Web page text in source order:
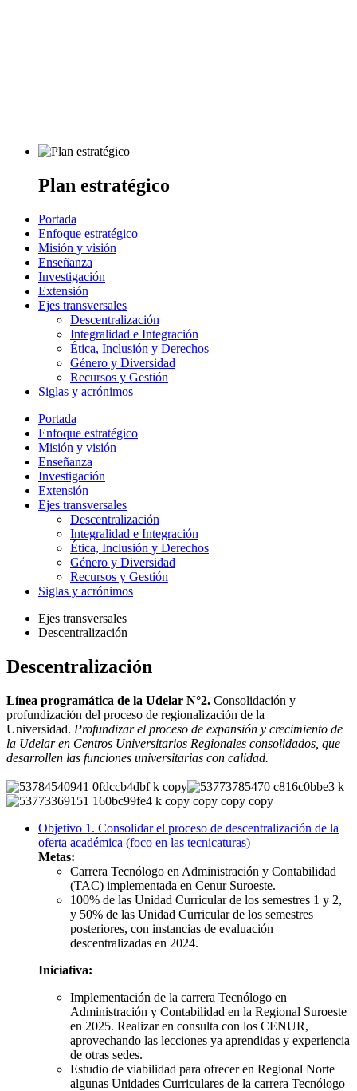
Plan estratégico
Portada
Enfoque estratégico
Misión y visión
Enseñanza
Investigación
Extensión
Ejes transversales
Descentralización
Integralidad e Integración
Ética, Inclusión y Derechos
Género y Diversidad
Recursos y Gestión
Siglas y acrónimos
Portada
Enfoque estratégico
Misión y visión
Enseñanza
Investigación
Extensión
Ejes transversales
Descentralización
Integralidad e Integración
Ética, Inclusión y Derechos
Género y Diversidad
Recursos y Gestión
Siglas y acrónimos
Ejes transversales
Descentralización
Descentralización
Línea programática de la Udelar N°2. Consolidación y
profundización del proceso de regionalización de la
Universidad. Profundizar el proceso de expansión y crecimiento de
la Udelar en Centros Universitarios Regionales consolidados, que
desarrollen las funciones universitarias con calidad.
Objetivo 1. Consolidar el proceso de descentralización de la
oferta académica (foco en las tecnicaturas)
Metas:
Carrera Tecnólogo en Administración y Contabilidad
(TAC) implementada en Cenur Suroeste.
100% de las Unidad Curricular de los semestres 1 y 2,
y 50% de las Unidad Curricular de los semestres
posteriores, con instancias de evaluación
descentralizadas en 2024.
Iniciativa:
Implementación de la carrera Tecnólogo en
Administración y Contabilidad en la Regional Suroeste
en 2025. Realizar en consulta con los CENUR,
aprovechando las lecciones ya aprendidas y experiencia
de otras sedes.
Estudio de viabilidad para ofrecer en Regional Norte
algunas Unidades Curriculares de la carrera Tecnólogo